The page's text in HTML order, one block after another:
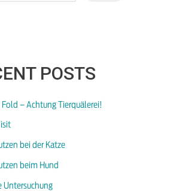
POSTS
– Achtung Tierquälerei!
bei der Katze
beim Hund
Untersuchung